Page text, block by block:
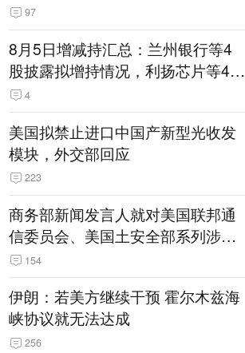
97
8月5日增减持汇总：兰州银行等4
股披露拟增持情况，利扬芯片等4股
拟减持（表）
4
美国拟禁止进口中国产新型光收发
模块，外交部回应
223
商务部新闻发言人就对美国联邦通
信委员会、美国土安全部系列涉华
消极措施实施反制答记者问
154
伊朗：若美方继续干预 霍尔木兹海
峡协议就无法达成
256